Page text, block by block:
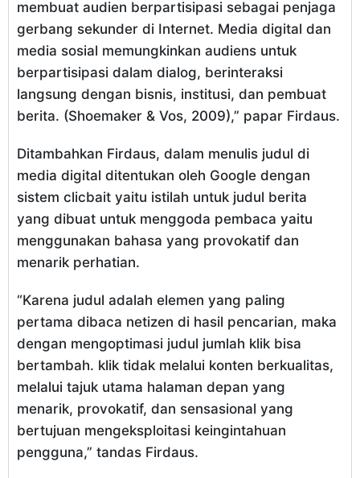
membuat audien berpartisipasi sebagai penjaga
gerbang sekunder di Internet. Media digital dan
media sosial memungkinkan audiens untuk
berpartisipasi dalam dialog, berinteraksi
langsung dengan bisnis, institusi, dan pembuat
berita. (Shoemaker & Vos, 2009),” papar Firdaus.
Ditambahkan Firdaus, dalam menulis judul di
media digital ditentukan oleh Google dengan
sistem clicbait yaitu istilah untuk judul berita
yang dibuat untuk menggoda pembaca yaitu
menggunakan bahasa yang provokatif dan
menarik perhatian.
“Karena judul adalah elemen yang paling
pertama dibaca netizen di hasil pencarian, maka
dengan mengoptimasi judul jumlah klik bisa
bertambah. klik tidak melalui konten berkualitas,
melalui tajuk utama halaman depan yang
menarik, provokatif, dan sensasional yang
bertujuan mengeksploitasi keingintahuan
pengguna,” tandas Firdaus.